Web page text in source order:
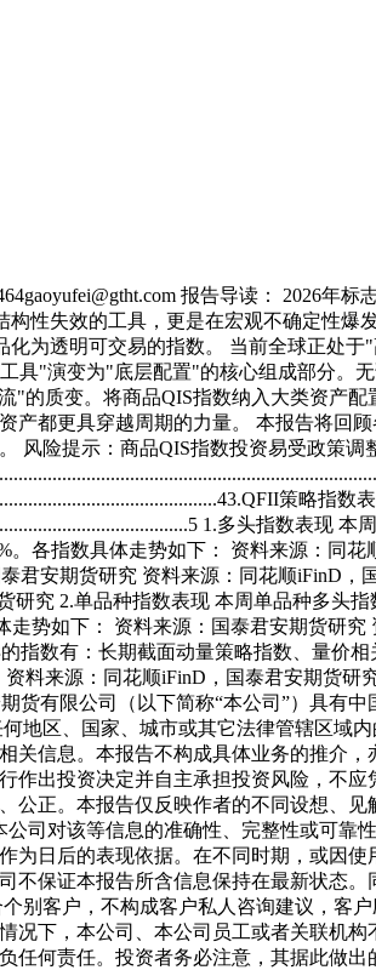
报告导读： 2026
性失效的工具，更是在宏观不确定性
为透明可交易的指数。 当前全球正处
"演变为"底层配置"的核心组成部分。
的质变。将商品QIS指数纳入大类资产
都更具穿越周期的力量。 本报告将回
风险提示：商品QIS指数投资易受政策
策略指数表
1.多头指数表
各指数具体走势如下： 资料来源：同
安期货研究 资料来源：同花顺iFinD
究 2.单品种指数表现 本周单品种多头
势如下： 资料来源：国泰君安期货研
数有：长期截面动量策略指数、量价
料来源：同花顺iFinD，国泰君安期货
有限公司（以下简称“本公司”）具有
地区、国家、城市或其它法律管辖区域
信息。本报告不构成具体业务的推介
出投资决定并自主承担投资风险，不
正。本报告仅反映作者的不同设想、
司对该等信息的准确性、完整性或可靠
日后的表现依据。在不同时期，或因
保证本报告所含信息保持在最新状态
别客户，不构成客户私人咨询建议，客
下，本公司、本公司员工或者关联机
何责任。投资者务必注意，其据此做